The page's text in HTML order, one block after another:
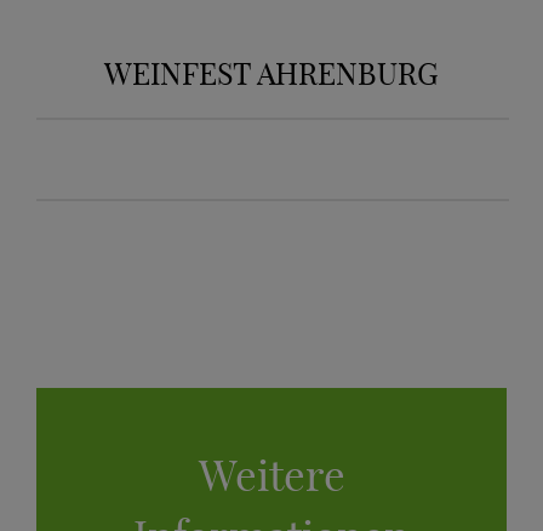
WEINFEST AHRENBURG
Weitere